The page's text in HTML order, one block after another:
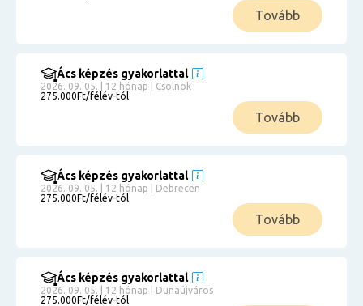
Tovább
Ács képzés gyakorlattal
2026. 09. 05. | 12 hónap | Csolnok
275.000Ft/félév-tól
Tovább
Ács képzés gyakorlattal
2026. 09. 05. | 12 hónap | Debrecen
275.000Ft/félév-tól
Tovább
Ács képzés gyakorlattal
2026. 09. 05. | 12 hónap | Dunaújváros
275.000Ft/félév-tól